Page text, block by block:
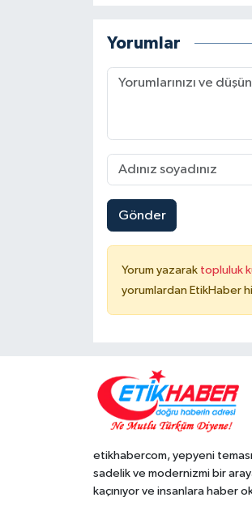
Yorumlar
Gönder
Yorum yazarak topluluk
yorumlardan EtikHaber
etikhabercom, yepyeni
sadelik ve modernizmi bir
kaçınıyor ve insanlara haber